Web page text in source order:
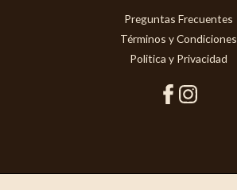
Preguntas Frecuentes
Términos y Condiciones
Politica y Privacidad